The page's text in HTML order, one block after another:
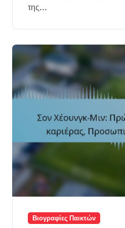
της...
Βιογραφίες Παικτών